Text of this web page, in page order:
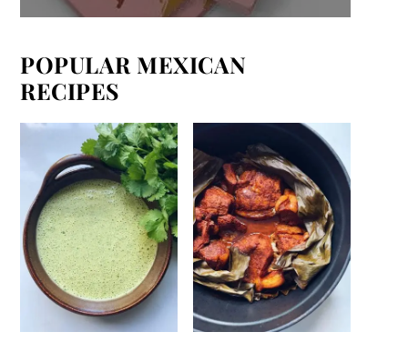
POPULAR MEXICAN
RECIPES